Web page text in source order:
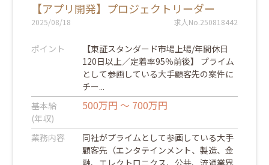
【アプリ開発】プロジェクトリーダー
2025/08/18 求人No.250818442
ポイント
【東証スタンダード市場上場/年間休日
120日以上／定着率95％前後】 プライム
として参画している大手顧客先の案件に
チー...
基本給
(年収)
500万円 ～ 700万円
業務内容
同社がプライムとして参画している大手
顧客先（エンタテインメント、製造、金
融、エレクトロニクス、公共、流通業界